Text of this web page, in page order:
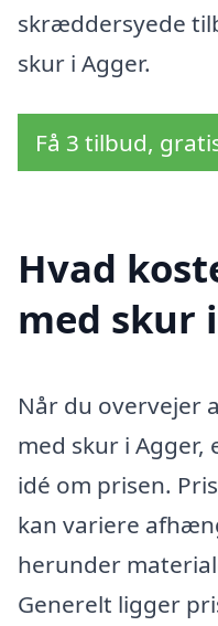
skræddersyede
skur i Agger.
Få 3 tilbud,
Hvad
med skur
Når du overvejer
med skur i
idé om prisen.
kan variere
herunder
Generelt ligger